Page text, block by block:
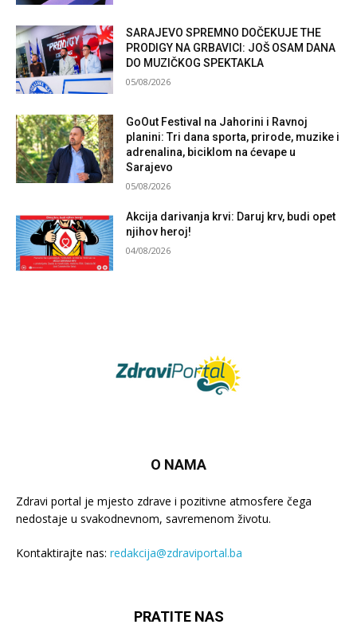
SARAJEVO SPREMNO DOČEKUJE THE
PRODIGY NA GRBAVICI: JOŠ OSAM DANA
DO MUZIČKOG SPEKTAKLA
05/08/2026
GoOut Festival na Jahorini i Ravnoj
planini: Tri dana sporta, prirode, muzike i
adrenalina, biciklom na ćevape u
Sarajevo
05/08/2026
Akcija darivanja krvi: Daruj krv, budi opet
njihov heroj!
04/08/2026
O NAMA
Zdravi portal je mjesto zdrave i pozitivne atmosfere čega
nedostaje u svakodnevnom, savremenom životu.
Kontaktirajte nas: redakcija@zdraviportal.ba
PRATITE NAS